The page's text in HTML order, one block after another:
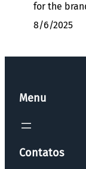
for the
8/6/2025
Menu
Contatos